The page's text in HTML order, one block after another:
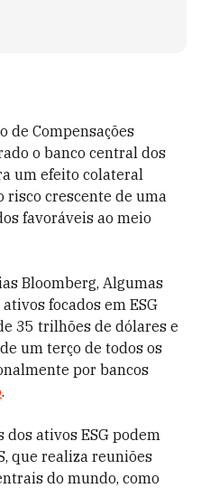
de Compensações
o banco central dos
um efeito colateral
risco crescente de uma
favoráveis ao meio
Bloomberg, Algumas
focados em ESG
35 trilhões de dólares e
um terço de todos os
por bancos
.
dos ativos ESG podem
que realiza reuniões
do mundo, como